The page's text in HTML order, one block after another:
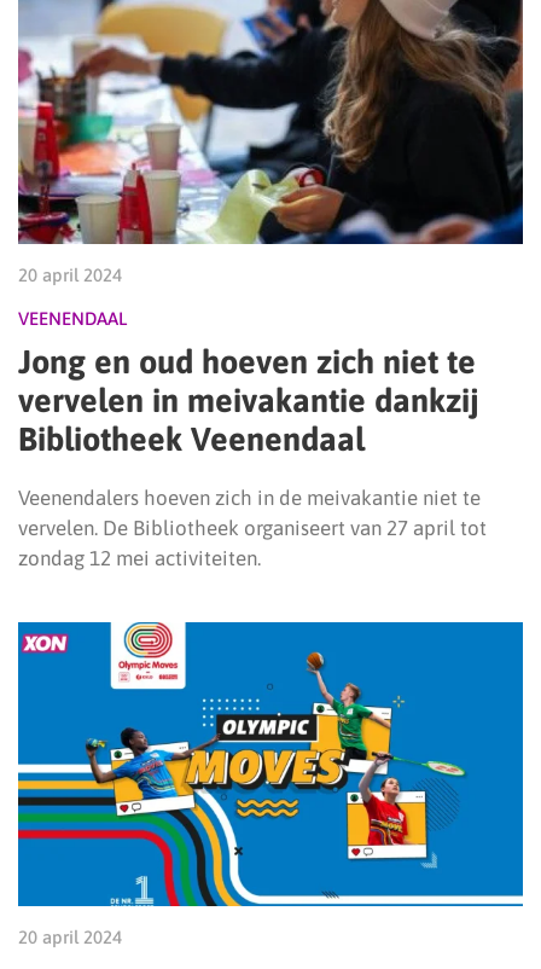
20 april 2024
VEENENDAAL
Jong en oud hoeven zich niet te
vervelen in meivakantie dankzij
Bibliotheek Veenendaal
Veenendalers hoeven zich in de meivakantie niet te
vervelen. De Bibliotheek organiseert van 27 april tot
zondag 12 mei activiteiten.
20 april 2024